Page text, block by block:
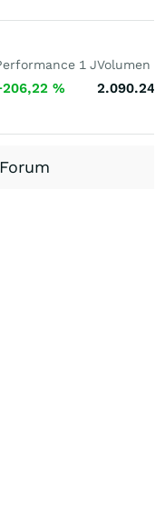
1 J
%
Volumen
2.090.245